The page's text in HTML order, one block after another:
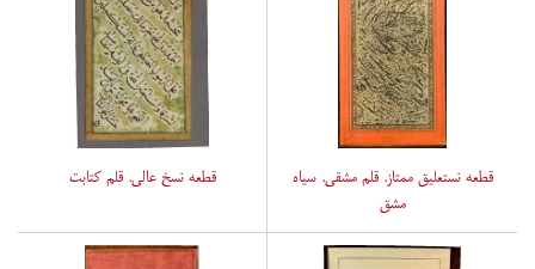
قطعه نستعلیق ممتاز. قلم مشقی. سیاه
مشق
قطعه نسخ عالی. قلم کتابت